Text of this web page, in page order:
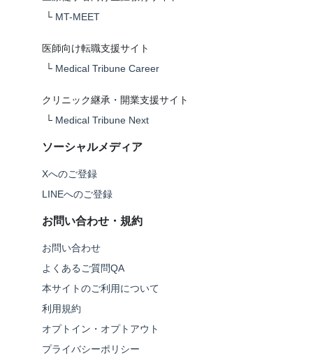
└ MT-MEET
医師向け転職支援サイト
└ Medical Tribune Career
クリニック継承・開業支援サイト
└ Medical Tribune Next
ソーシャルメディア
Xへのご登録
LINEへのご登録
お問い合わせ・規約
お問い合わせ
よくあるご質問QA
本サイトのご利用について
利用規約
オプトイン・オプトアウト
プライバシーポリシー